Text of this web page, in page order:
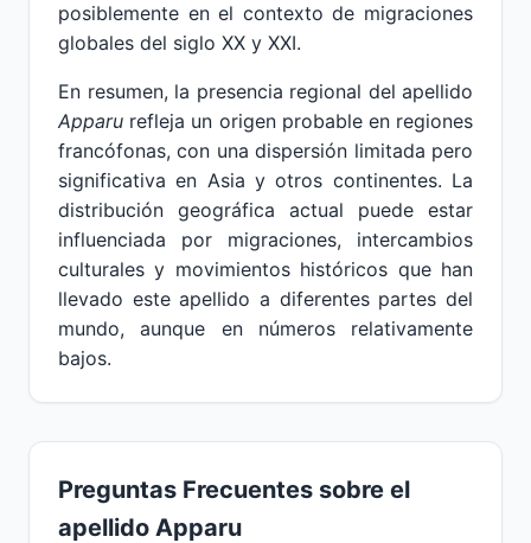
posiblemente en el contexto de migraciones
globales del siglo XX y XXI.
En resumen, la presencia regional del apellido
Apparu refleja un origen probable en regiones
francófonas, con una dispersión limitada pero
significativa en Asia y otros continentes. La
distribución geográfica actual puede estar
influenciada por migraciones, intercambios
culturales y movimientos históricos que han
llevado este apellido a diferentes partes del
mundo, aunque en números relativamente
bajos.
Preguntas Frecuentes sobre el
apellido Apparu